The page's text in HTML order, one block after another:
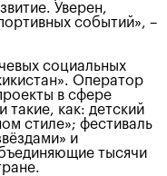
Уверен,
событий», –
социальных
Оператор
в сфере
такие, как: детский
стиле»; фестиваль
и
тысячи